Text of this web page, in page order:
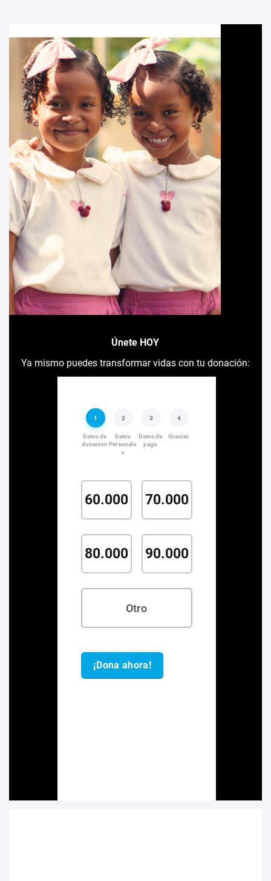
Únete HOY
Ya mismo puedes transformar vidas con tu donación: